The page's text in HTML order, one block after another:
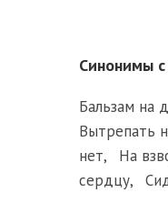
Синонимы
Бальзам на
Вытрепать
нет, На
сердцу,